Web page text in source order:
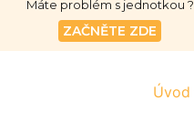
Máte problém s jednotkou ?
ZAČNĚTE ZDE
Úvod